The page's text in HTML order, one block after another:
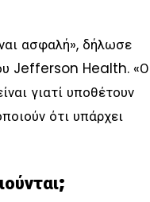
ασφαλή», δήλωσε
Jefferson Health. «Ο
γιατί υποθέτουν
ότι υπάρχει